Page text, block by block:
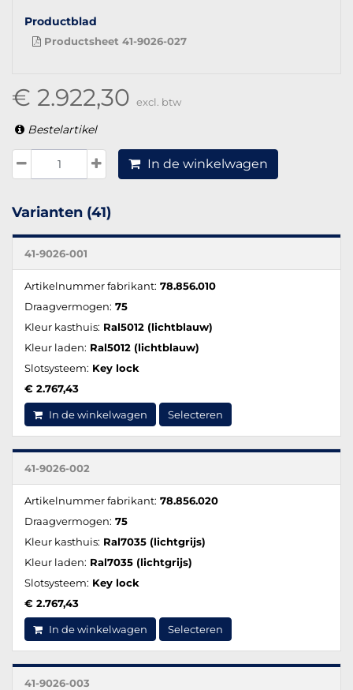
Productblad
Productsheet 41-9026-027
€ 2.922,30 excl. btw
Bestelartikel
In de winkelwagen
Varianten (41)
41-9026-001
Artikelnummer fabrikant: 78.856.010
Draagvermogen: 75
Kleur kasthuis: Ral5012 (lichtblauw)
Kleur laden: Ral5012 (lichtblauw)
Slotsysteem: Key lock
€ 2.767,43
In de winkelwagen Selecteren
41-9026-002
Artikelnummer fabrikant: 78.856.020
Draagvermogen: 75
Kleur kasthuis: Ral7035 (lichtgrijs)
Kleur laden: Ral7035 (lichtgrijs)
Slotsysteem: Key lock
€ 2.767,43
In de winkelwagen Selecteren
41-9026-003